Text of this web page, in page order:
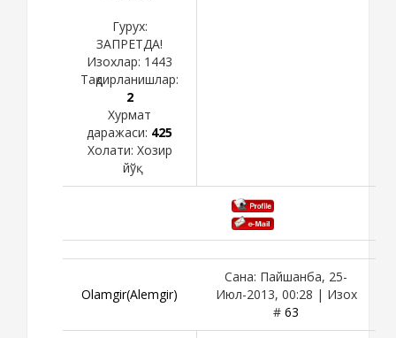
Гурух:
ЗАПРЕТДА!
Изохлар: 1443
Тақдирланишлар:
2
Хурмат
даражаси: 425
Холати: Хозир
йўқ
Olamgir(Alemgir)
Сана: Пайшанба, 25-
Июл-2013, 00:28 | Изох
# 63